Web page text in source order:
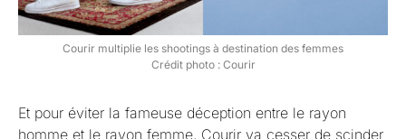
Courir multiplie les shootings à destination des femmes
Crédit photo : Courir
Et pour éviter la fameuse déception entre le rayon
homme et le rayon femme, Courir va cesser de scinder